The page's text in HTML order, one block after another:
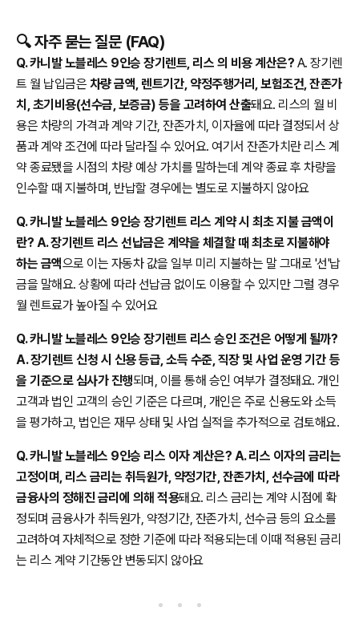
🔍 자주 묻는 질문 (FAQ)
Q. 카니발 노블레스 9인승 장기렌트, 리스 의 비용 계산은? A. 장기렌
트 월 납입금은 차량 금액, 렌트기간, 약정주행거리, 보험조건, 잔존가
치, 초기비용(선수금, 보증금) 등을 고려하여 산출돼요. 리스의 월 비
용은 차량의 가격과 계약 기간, 잔존가치, 이자율에 따라 결정되서 상
품과 계약 조건에 따라 달라질 수 있어요. 여기서 잔존가치란 리스 계
약 종료됐을 시점의 차량 예상 가치를 말하는데 계약 종료 후 차량을
인수할 때 지불하며, 반납할 경우에는 별도로 지불하지 않아요
Q. 카니발 노블레스 9인승 장기렌트 리스 계약 시 최초 지불 금액이
란? A. 장기렌트 리스 선납금은 계약을 체결할 때 최초로 지불해야
하는 금액으로 이는 자동차 값을 일부 미리 지불하는 말 그대로 '선'납
금을 말해요. 상황에 따라 선납금 없이도 이용할 수 있지만 그럴 경우
월 렌트료가 높아질 수 있어요
Q. 카니발 노블레스 9인승 장기렌트 리스 승인 조건은 어떻게 될까?
A. 장기렌트 신청 시 신용 등급, 소득 수준, 직장 및 사업 운영 기간 등
을 기준으로 심사가 진행되며, 이를 통해 승인 여부가 결정돼요. 개인
고객과 법인 고객의 승인 기준은 다르며, 개인은 주로 신용도와 소득
을 평가하고, 법인은 재무 상태 및 사업 실적을 추가적으로 검토해요.
Q. 카니발 노블레스 9인승 리스 이자 계산은? A. 리스 이자의 금리는
고정이며, 리스 금리는 취득원가, 약정기간, 잔존가치, 선수금에 따라
금융사의 정해진 금리에 의해 적용돼요. 리스 금리는 계약 시점에 확
정되며 금융사가 취득원가, 약정기간, 잔존가치, 선수금 등의 요소를
고려하여 자체적으로 정한 기준에 따라 적용되는데 이때 적용된 금리
는 리스 계약 기간동안 변동되지 않아요